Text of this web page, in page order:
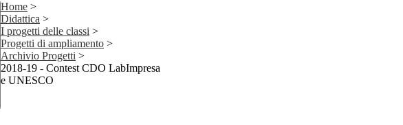
Home >
Didattica >
I progetti delle classi >
Progetti di ampliamento >
Archivio Progetti >
2018-19 - Contest CDO LabImpresa
e UNESCO